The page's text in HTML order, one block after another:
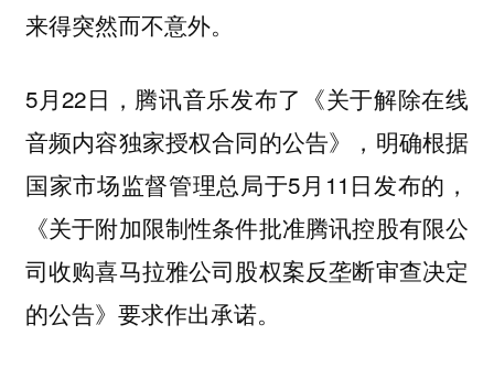
来得突然而不意外。
5月22日，腾讯音乐发布了《关于解除在线
音频内容独家授权合同的公告》，明确根据
国家市场监督管理总局于5月11日发布的，
《关于附加限制性条件批准腾讯控股有限公
司收购喜马拉雅公司股权案反垄断审查决定
的公告》要求作出承诺。